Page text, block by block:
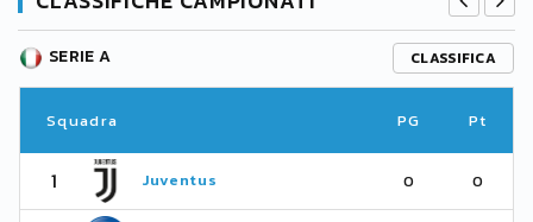
SERIE A CLASSIFICA
Squadra PG Pt
1 Juventus 0 0